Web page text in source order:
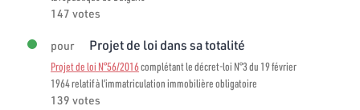
147 votes
pour Projet de loi dans sa totalité
Projet de loi N°56/2016complétant le décret-loi N°3 du 19 février
1964 relatif à l’immatriculation immobilière obligatoire
139 votes